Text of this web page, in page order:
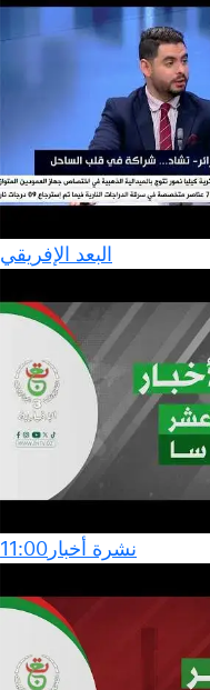
البعد الإفريقي
نشرة أخبار11:00